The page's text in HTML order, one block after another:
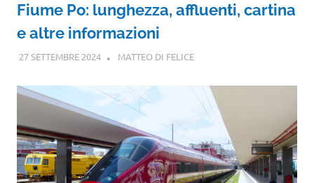
Fiume Po: lunghezza, affluenti, cartina
e altre informazioni
27 SETTEMBRE 2024 MATTEO DI FELICE